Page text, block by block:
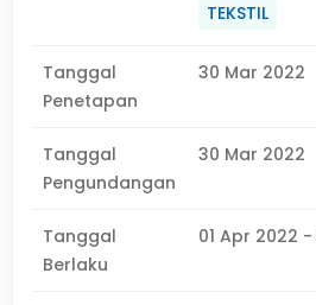
TEKSTIL
Tanggal
Penetapan
30 Mar 2022
Tanggal
Pengundangan
30 Mar 2022
Tanggal
Berlaku
01 Apr 2022